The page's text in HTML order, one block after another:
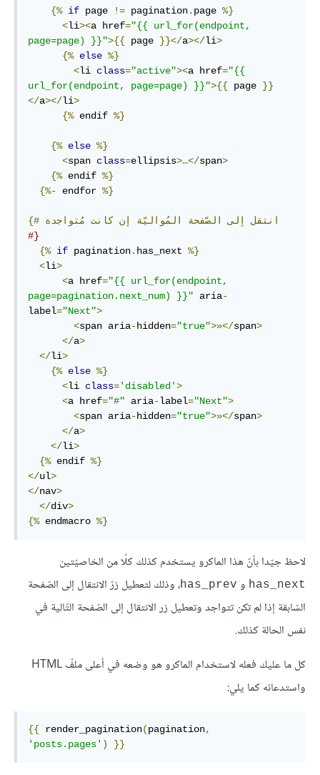
{% if page != pagination. page %}
<li><a href="{{ url_for(endpoint,
page=page) }}">{{ page }}</a></li>
{% else %}
<li class="active"><a href="{{
url_for(endpoint, page=page) }}">{{ page }}
</a></li>
{% endif %}
{% else %}
<span class=ellipsis>…</span>
{% endif %}
{%- endfor %}
{# انتقل إلى الصّفحة المُواليّة إن كانت مُتواجدة
#}
{% if pagination. has_next %}
<li>
<a href="{{ url_for(endpoint,
page=pagination.next_num) }}" aria-
label="Next">
<span aria-hidden="true">»</span>
</a>
</li>
{% else %}
<li class='disabled'>
<a href="#" aria-label="Next">
<span aria-hidden="true">»</span>
</a>
</li>
{% endif %}
</ul>
</nav>
</div>
{% endmacro %}
لاحظ جيّدا بأنّ هذا الماكرو يستخدم كذلك كلّا من الخاصيّتين
has_next و has_prev، وذلك لتعطيل زرّ الانتقال إلى الصّفحة
السّابقة إذا لم تكن تتواجد وتعطيل زر الانتقال إلى الصّفحة التّالية في
نفس الحالة كذلك.
كل ما عليك فعله لاستخدام الماكرو هو وضعه في أعلى ملفّ HTML
واستدعائه كما يلي:
{{ render_pagination(pagination,
'posts.pages' ) }}